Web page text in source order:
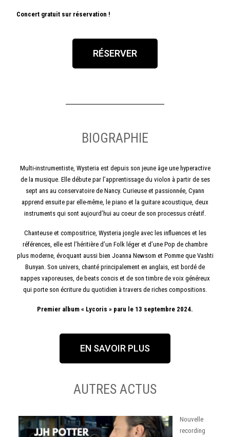
Concert gratuit sur réservation !
RÉSERVER
BIOGRAPHIE
Multi-instrumentiste, Wysteria est depuis son jeune âge une hyperactive
de la musique. Elle débute par l’apprentissage du violon à partir de ses
sept ans au conservatoire de Nancy. Curieuse et passionnée, Cyann
apprend ensuite par elle-même, le piano et la guitare acoustique, deux
instruments qui sont aujourd’hui au coeur de son processus créatif.
Chanteuse et compositrice, Wysteria jongle avec les influences et les
références, elle est l’héritière d’un Folk léger et d’une Pop de chambre
plus moderne, évoquant aussi bien Joanna Newsom et Pomme que Vashti
Bunyan. Son univers, chanté principalement en anglais, est bordé de
nappes vaporeuses, de beats concis et de son timbre de voix généreux
qui porte son écriture du quotidien à travers de riches compositions.
Premier album « Lycoris » paru le 13 septembre 2024.
EN SAVOIR PLUS
AUTRES ACTUS
Nouvelle
recording